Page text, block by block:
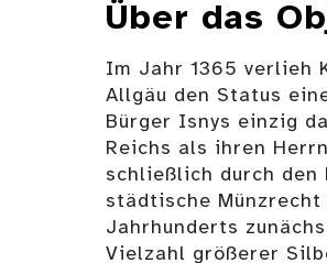
Über das
Im Jahr 1365 verlieh
Allgäu den Status
Bürger Isnys einzig
Reichs als ihren
schließlich durch den
städtische
Jahrhunderts
Vielzahl größerer